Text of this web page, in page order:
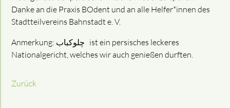
Danke an die Praxis BOdent und an alle Helfer*innen des
Stadtteilvereins Bahnstadt e. V.
Anmerkung: چلوکباب ist ein persisches leckeres
Nationalgericht, welches wir auch genießen durften.
Zurück